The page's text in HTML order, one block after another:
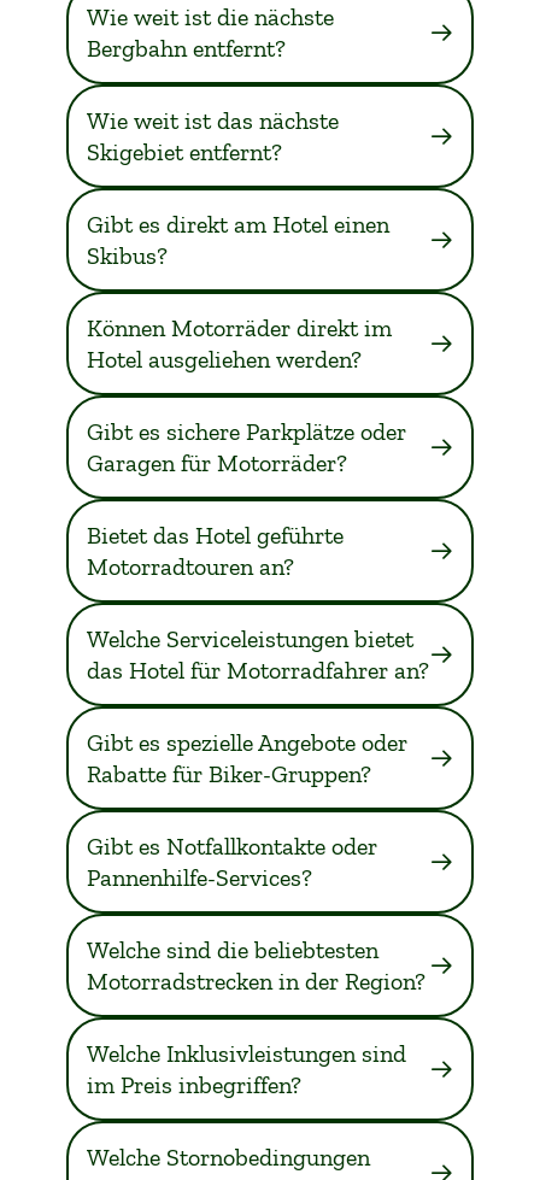
Wie weit ist die nächste
Bergbahn entfernt?
Wie weit ist das nächste
Skigebiet entfernt?
Gibt es direkt am Hotel einen
Skibus?
Können Motorräder direkt im
Hotel ausgeliehen werden?
Gibt es sichere Parkplätze oder
Garagen für Motorräder?
Bietet das Hotel geführte
Motorradtouren an?
Welche Serviceleistungen bietet
das Hotel für Motorradfahrer an?
Gibt es spezielle Angebote oder
Rabatte für Biker-Gruppen?
Gibt es Notfallkontakte oder
Pannenhilfe-Services?
Welche sind die beliebtesten
Motorradstrecken in der Region?
Welche Inklusivleistungen sind
im Preis inbegriffen?
Welche Stornobedingungen